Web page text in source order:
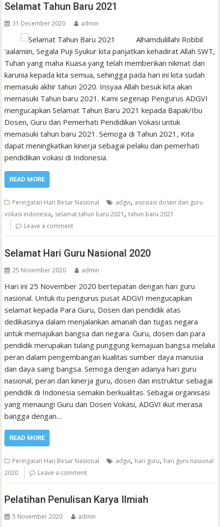
Selamat Tahun Baru 2021
31 December 2020 admin
Alhamdulillahi Robbil
‘aalamiin, Segala Puji Syukur kita panjatkan kehadirat Allah SWT,
Tuhan yang maha Kuasa yang telah memberikan nikmat dan
karunia kepada kita semua, sehingga pada hari ini kita sudah
memasuki akhir tahun 2020. Insyaa Allah besuk kita akan
memasuki Tahun baru 2021. Kami segenap Pengurus ADGVI
mengucapkan Selamat Tahun Baru 2021 kepada Bapak/Ibu
Dosen, Guru dan Pemerhati Pendidikan Vokasi untuk
memasuki tahun baru 2021. Semoga di Tahun 2021, Kita
dapat meningkatkan kinerja sebagai pelaku dan pemerhati
pendidikan vokasi di Indonesia.
READ MORE
Peringatan Hari Besar Nasional adgvi, asosiasi dosen dan guru
vokasi indonesia, selamat tahun baru 2021 ,tahun baru 2021
Leave a comment
Selamat Hari Guru Nasional 2020
25 November 2020 admin
Hari ini 25 November 2020 bertepatan dengan hari guru
nasional. Untuk itu pengurus pusat ADGVI mengucapkan
selamat kepada Para Guru, Dosen dan pendidik atas
dedikasinya dalam menjalankan amanah dan tugas negara
untuk memajukan bangsa dan negara. Guru, dosen dan para
pendidik merupakan tulang punggung kemajuan bangsa melalui
peran dalam pengembangan kualitas sumber daya manusia
dan daya saing bangsa. Semoga dengan adanya hari guru
nasional, peran dan kinerja guru, dosen dan instruktur sebagai
pendidik di Indonesia semakin berkualitas. Sebagai organisasi
yang menaungi Guru dan Dosen Vokasi, ADGVI ikut merasa
bangga dengan…
READ MORE
Peringatan Hari Besar Nasional adgvi, hari guru, hari guru nasional
2020
Leave a comment
Pelatihan Penulisan Karya Ilmiah
5 November 2020 admin